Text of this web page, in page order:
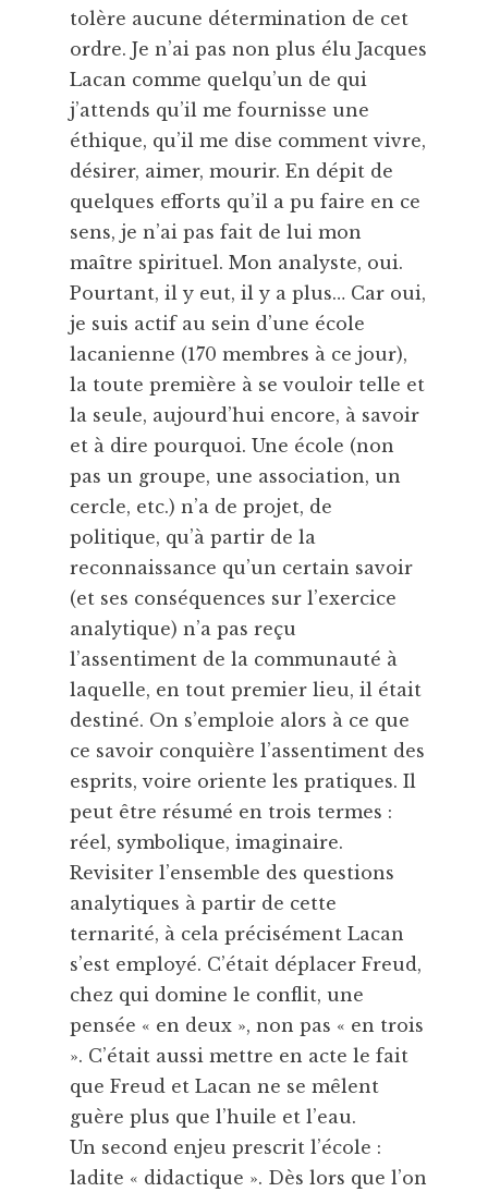
tolère aucune détermination de cet
ordre. Je n’ai pas non plus élu Jacques
Lacan comme quelqu’un de qui
j’attends qu’il me fournisse une
éthique, qu’il me dise comment vivre,
désirer, aimer, mourir. En dépit de
quelques efforts qu’il a pu faire en ce
sens, je n’ai pas fait de lui mon
maître spirituel. Mon analyste, oui.
Pourtant, il y eut, il y a plus… Car oui,
je suis actif au sein d’une école
lacanienne (170 membres à ce jour),
la toute première à se vouloir telle et
la seule, aujourd’hui encore, à savoir
et à dire pourquoi. Une école (non
pas un groupe, une association, un
cercle, etc.) n’a de projet, de
politique, qu’à partir de la
reconnaissance qu’un certain savoir
(et ses conséquences sur l’exercice
analytique) n’a pas reçu
l’assentiment de la communauté à
laquelle, en tout premier lieu, il était
destiné. On s’emploie alors à ce que
ce savoir conquière l’assentiment des
esprits, voire oriente les pratiques. Il
peut être résumé en trois termes :
réel, symbolique, imaginaire.
Revisiter l’ensemble des questions
analytiques à partir de cette
ternarité, à cela précisément Lacan
s’est employé. C’était déplacer Freud,
chez qui domine le conflit, une
pensée « en deux », non pas « en trois
». C’était aussi mettre en acte le fait
que Freud et Lacan ne se mêlent
guère plus que l’huile et l’eau.
Un second enjeu prescrit l’école :
ladite « didactique ». Dès lors que l’on